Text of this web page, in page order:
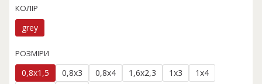
РОЗМІРИ
0,8x1,5 0,8x3 0,8x4 1,6x2,3 1x3
1x4
КОЛІР
grey